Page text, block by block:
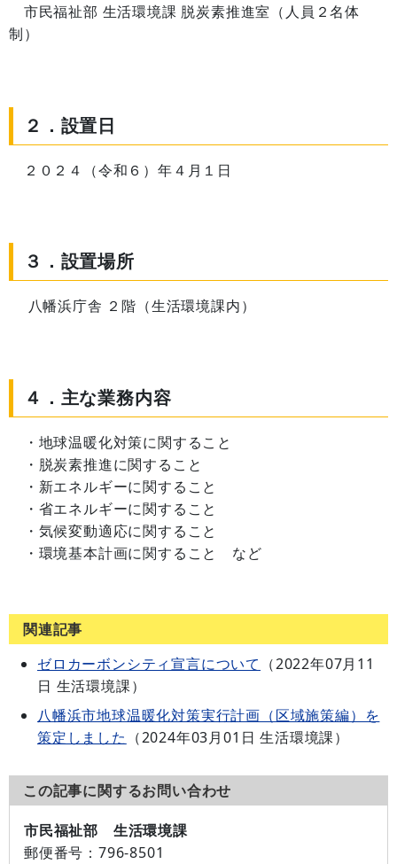
市民福祉部 生活環境課 脱炭素推進室（人員２名体
制）
２．設置日
２０２４（令和６）年４月１日
３．設置場所
八幡浜庁舎 ２階（生活環境課内）
４．主な業務内容
・地球温暖化対策に関すること
・脱炭素推進に関すること
・新エネルギーに関すること
・省エネルギーに関すること
・気候変動適応に関すること
・環境基本計画に関すること など
関連記事
ゼロカーボンシティ宣言について （2022年07月11
日 生活環境課）
八幡浜市地球温暖化対策実行計画（区域施策編）を
策定しました （2024年03月01日 生活環境課）
この記事に関するお問い合わせ
市民福祉部 生活環境課
郵便番号： 796-8501